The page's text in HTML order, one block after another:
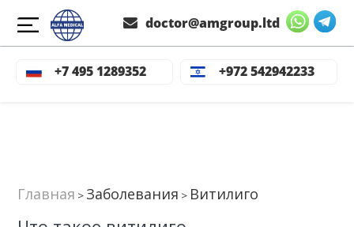
+7 495 1289352 +972 542942233
doctor@amgroup.ltd
Главная > Заболевания > Витилиго